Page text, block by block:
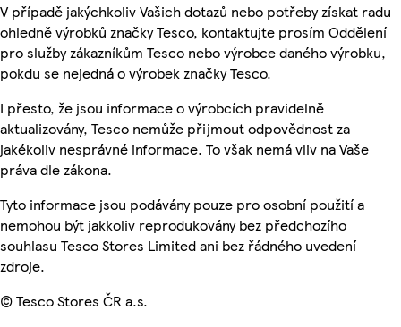
V případě jakýchkoliv Vašich dotazů nebo potřeby získat radu
ohledně výrobků značky Tesco, kontaktujte prosím Oddělení
pro služby zákazníkům Tesco nebo výrobce daného výrobku,
pokdu se nejedná o výrobek značky Tesco.
I přesto, že jsou informace o výrobcích pravidelně
aktualizovány, Tesco nemůže přijmout odpovědnost za
jakékoliv nesprávné informace. To však nemá vliv na Vaše
práva dle zákona.
Tyto informace jsou podávány pouze pro osobní použití a
nemohou být jakkoliv reprodukovány bez předchozího
souhlasu Tesco Stores Limited ani bez řádného uvedení
zdroje.
© Tesco Stores ČR a.s.